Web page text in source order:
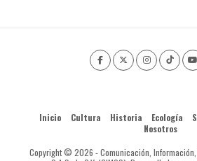
Inicio Cultura Historia Ecología
Nosotros
Copyright © 2026 - Comunicación, Información,